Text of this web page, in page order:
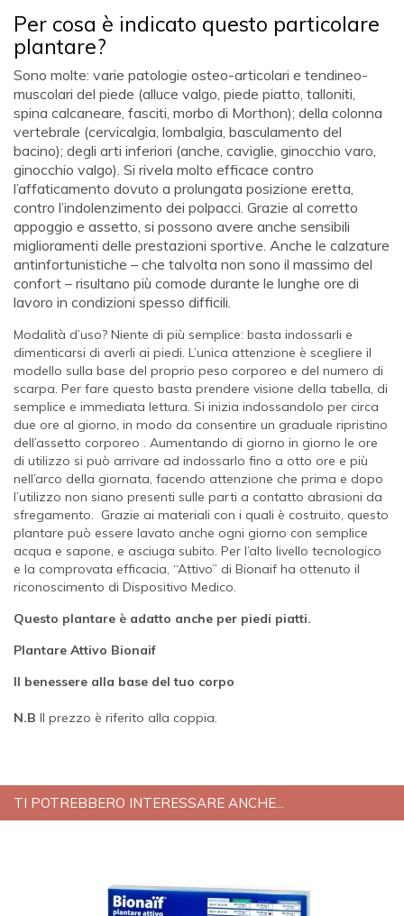
Per cosa è indicato questo particolare
plantare?
Sono molte: varie patologie osteo-articolari e tendineo-
muscolari del piede (alluce valgo, piede piatto, talloniti,
spina calcaneare, fasciti, morbo di Morthon); della colonna
vertebrale (cervicalgia, lombalgia, basculamento del
bacino); degli arti inferiori (anche, caviglie, ginocchio varo,
ginocchio valgo). Si rivela molto efficace contro
l’affaticamento dovuto a prolungata posizione eretta,
contro l’indolenzimento dei polpacci. Grazie al corretto
appoggio e assetto, si possono avere anche sensibili
miglioramenti delle prestazioni sportive. Anche le calzature
antinfortunistiche – che talvolta non sono il massimo del
confort – risultano più comode durante le lunghe ore di
lavoro in condizioni spesso difficili.
Modalità d’uso? Niente di più semplice: basta indossarli e
dimenticarsi di averli ai piedi. L’unica attenzione è scegliere il
modello sulla base del proprio peso corporeo e del numero di
scarpa. Per fare questo basta prendere visione della tabella, di
semplice e immediata lettura. Si inizia indossandolo per circa
due ore al giorno, in modo da consentire un graduale ripristino
dell’assetto corporeo . Aumentando di giorno in giorno le ore
di utilizzo si può arrivare ad indossarlo fino a otto ore e più
nell’arco della giornata, facendo attenzione che prima e dopo
l’utilizzo non siano presenti sulle parti a contatto abrasioni da
sfregamento. Grazie ai materiali con i quali è costruito, questo
plantare può essere lavato anche ogni giorno con semplice
acqua e sapone, e asciuga subito. Per l’alto livello tecnologico
e la comprovata efficacia, “Attivo” di Bionaif ha ottenuto il
riconoscimento di Dispositivo Medico.
Questo plantare è adatto anche per piedi piatti.
Plantare Attivo Bionaif
Il benessere alla base del tuo corpo
N.B Il prezzo è riferito alla coppia.
TI POTREBBERO INTERESSARE ANCHE...